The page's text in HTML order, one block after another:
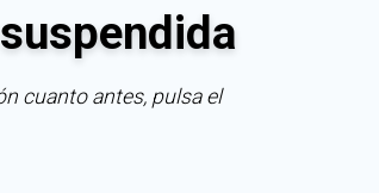
cuanto antes, pulsa el